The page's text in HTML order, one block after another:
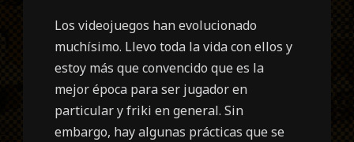
Los videojuegos han evolucionado
muchísimo. Llevo toda la vida con ellos y
estoy más que convencido que es la
mejor época para ser jugador en
particular y friki en general. Sin
embargo, hay algunas prácticas que se